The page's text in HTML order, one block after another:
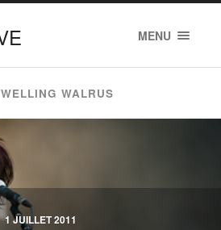
MENU
WALRUS
1 JUILLET 2011